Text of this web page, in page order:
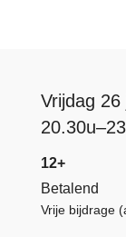
Vrijdag 26
12+
Betalend
Vrije bijdrage